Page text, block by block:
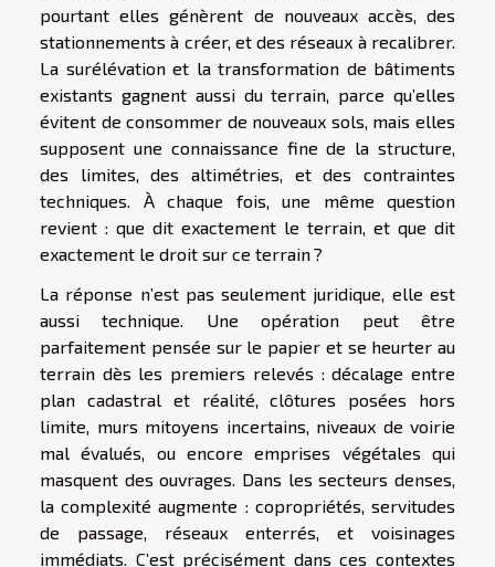
pourtant elles génèrent de nouveaux accès, des
stationnements à créer, et des réseaux à recalibrer.
La surélévation et la transformation de bâtiments
existants gagnent aussi du terrain, parce qu’elles
évitent de consommer de nouveaux sols, mais elles
supposent une connaissance fine de la structure,
des limites, des altimétries, et des contraintes
techniques. À chaque fois, une même question
revient : que dit exactement le terrain, et que dit
exactement le droit sur ce terrain ?
La réponse n’est pas seulement juridique, elle est
aussi technique. Une opération peut être
parfaitement pensée sur le papier et se heurter au
terrain dès les premiers relevés : décalage entre
plan cadastral et réalité, clôtures posées hors
limite, murs mitoyens incertains, niveaux de voirie
mal évalués, ou encore emprises végétales qui
masquent des ouvrages. Dans les secteurs denses,
la complexité augmente : copropriétés, servitudes
de passage, réseaux enterrés, et voisinages
immédiats. C’est précisément dans ces contextes